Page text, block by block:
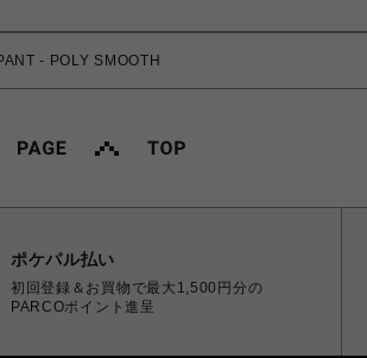
- POLY SMOOTH
ポケパル払い
初回登録＆お買物で最大1,500円分の
PARCOポイント進呈